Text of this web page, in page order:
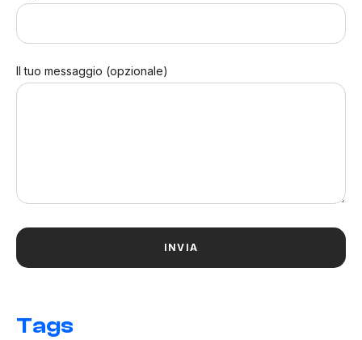
Il tuo messaggio (opzionale)
Tags